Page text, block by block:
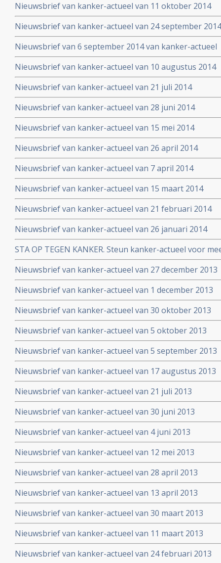
Nieuwsbrief van kanker-actueel van 11 oktober 2014
Nieuwsbrief van kanker-actueel van 24 september 2014
Nieuwsbrief van 6 september 2014 van kanker-actueel
Nieuwsbrief van kanker-actueel van 10 augustus 2014
Nieuwsbrief van kanker-actueel van 21 juli 2014
Nieuwsbrief van kanker-actueel van 28 juni 2014
Nieuwsbrief van kanker-actueel van 15 mei 2014
Nieuwsbrief van kanker-actueel van 26 april 2014
Nieuwsbrief van kanker-actueel van 7 april 2014
Nieuwsbrief van kanker-actueel van 15 maart 2014
Nieuwsbrief van kanker-actueel van 21 februari 2014
Nieuwsbrief van kanker-actueel van 26 januari 2014
STA OP TEGEN KANKER. Steun kanker-actueel voor
naar niet-toxische middelen en behandelingen
Nieuwsbrief van kanker-actueel van 27 december 2013
Nieuwsbrief van kanker-actueel van 1 december 2013
Nieuwsbrief van kanker-actueel van 30 oktober 2013
Nieuwsbrief van kanker-actueel van 5 oktober 2013
Nieuwsbrief van kanker-actueel van 5 september 2013
Nieuwsbrief van kanker-actueel van 17 augustus 2013
Nieuwsbrief van kanker-actueel van 21 juli 2013
Nieuwsbrief van kanker-actueel van 30 juni 2013
Nieuwsbrief van kanker-actueel van 4 juni 2013
Nieuwsbrief van kanker-actueel van 12 mei 2013
Nieuwsbrief van kanker-actueel van 28 april 2013
Nieuwsbrief van kanker-actueel van 13 april 2013
Nieuwsbrief van kanker-actueel van 30 maart 2013
Nieuwsbrief van kanker-actueel van 11 maart 2013
Nieuwsbrief van kanker-actueel van 24 februari 2013